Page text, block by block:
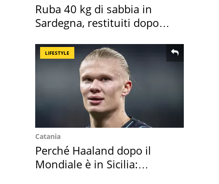
Ruba 40 kg di sabbia in
Sardegna, restituiti dopo
LIFESTYLE
Catania
Perché Haaland dopo il
Mondiale è in Sicilia: